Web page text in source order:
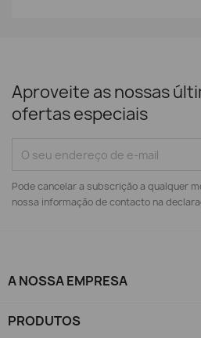
Aproveite as nossas
ofertas especiais
Pode cancelar a subscrição a qualquer
nossa informação de contacto na
A NOSSA EMPRESA
PRODUTOS